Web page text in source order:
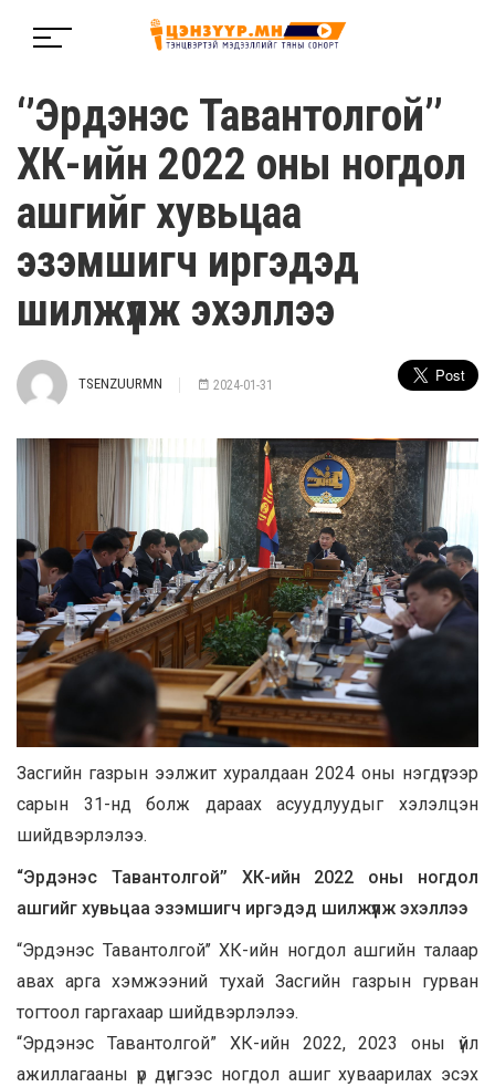
‘’Эрдэнэс Тавантолгой’’
ХК-ийн 2022 оны ногдол
ашгийг хувьцаа
эзэмшигч иргэдэд
шилжүүлж эхэллээ
TSENZUURMN 2024-01-31
Засгийн газрын ээлжит хуралдаан 2024 оны нэгдүгээр
сарын 31-нд болж дараах асуудлуудыг хэлэлцэн
шийдвэрлэлээ.
“Эрдэнэс Тавантолгой’’ ХК-ийн 2022 оны ногдол
ашгийг хувьцаа эзэмшигч иргэдэд шилжүүлж эхэллээ
“Эрдэнэс Тавантолгой’’ ХК-ийн ногдол ашгийн талаар
авах арга хэмжээний тухай Засгийн газрын гурван
тогтоол гаргахаар шийдвэрлэлээ.
“Эрдэнэс Тавантолгой” ХК-ийн 2022, 2023 оны үйл
ажиллагааны үр дүнгээс ногдол ашиг хуваарилах эсэх